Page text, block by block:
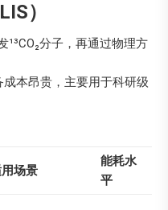
）
分子，再通过物理方
成本昂贵，主要用于科研级
场景
能耗水
平